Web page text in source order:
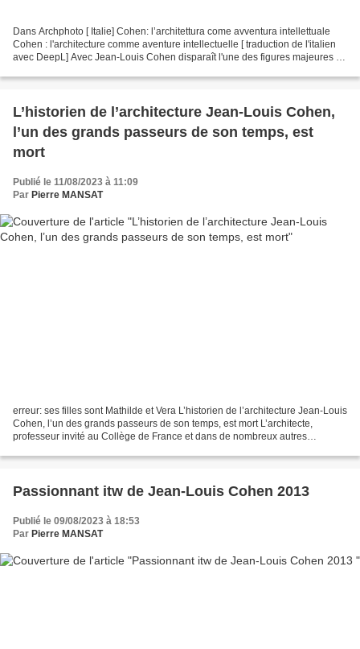
Dans Archphoto [ Italie] Cohen: l’architettura come avventura intellettuale
Cohen : l'architecture comme aventure intellectuelle [ traduction de l'italien
avec DeepL] Avec Jean-Louis Cohen disparaît l'une des figures majeures de
L’historien de l’architecture Jean-Louis Cohen,
l’un des grands passeurs de son temps, est
mort
Publié le 11/08/2023 à 11:09
Par Pierre MANSAT
erreur: ses filles sont Mathilde et Vera L’historien de l’architecture Jean-Louis
Cohen, l’un des grands passeurs de son temps, est mort L’architecte,
professeur invité au Collège de France et dans de nombreux autres
Passionnant itw de Jean-Louis Cohen 2013
Publié le 09/08/2023 à 18:53
Par Pierre MANSAT